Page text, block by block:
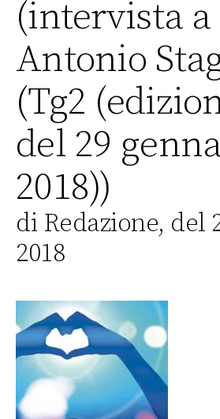
(intervista a
Antonio
(Tg2
del 29
2018))
di Redazione, del
2018